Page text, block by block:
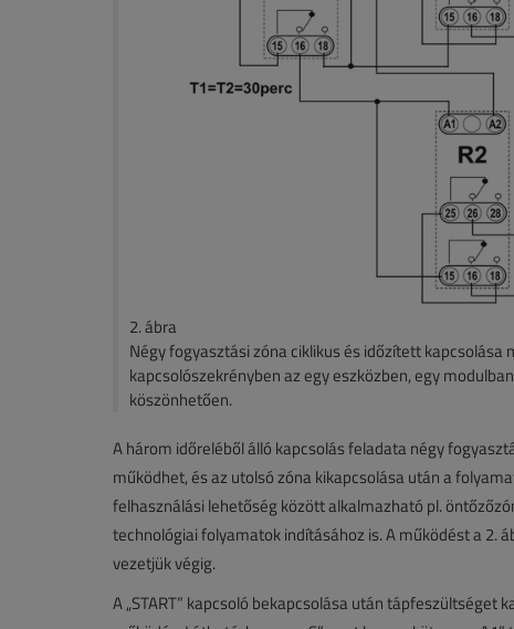
2. ábra
Négy fogyasztási zóna ciklikus és időzített
kapcsolószekrényben az egy eszközben, egy
köszönhetően.
A három időreléből álló kapcsolás feladata négy
működhet, és az utolsó zóna kikapcsolása után a
felhasználási lehetőség között alkalmazható pl.
technológiai folyamatok indításához is. A működést a 2.
vezetjük végig.
A „START” kapcsoló bekapcsolása után